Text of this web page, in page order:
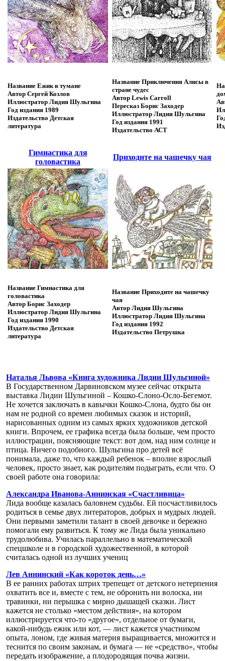
Название Ежик в тумане
Автор Сергей Козлов
Иллюстратор Лидия Шульгина
Год издания 1989
Издательство Детская
литература
Название Приключения Алисы в
стране чудес
Автор Lewis Carroll
Пересказ Борис Заходер
Иллюстратор Лидия Шульгина
Год издания 1991
Издательство АСТ
Гимнастика для
головастика
Приходите на чашечку чая
Название Гимнастика для
головастика
Автор Борис Заходер
Иллюстратор Лидия Шульгина
Год издания 1990
Издательство Детская
литература
Название Приходите на чашечку
чая
Автор Лидия Шульгина
Иллюстратор Лидия Шульгина
Год издания 1992
Издательство Петрушка
Наталья Львова «Книга художника Лидии Шульгиной»
В Государственном Дарвиновском музее сейчас открыта
выставка Лидии Шульгиной – Кошко-Слоно-Осло-Бегемот.
Не хочется заключать в кавычки Кошко-Слона, будто бы он
нам не родной со времен любимых сказок и историй,
нарисованных одним из самых ярких художников детской
книги. Впрочем, ее графика всегда была больше, чем просто
иллюстрации, поясняющие текст: вот дом, над ним солнце и
птица. Ничего подобного. Шульгина про детей всё
понимала, даже то, что каждый ребенок – вполне взрослый
человек, просто знает, как родителям подыграть, если что. О
своей работе она говорила:
Александра Иванова-Аннинская «Счастливица»
Лида вообще казалась баловнем судьбы. Ей посчастливилось
родиться в семье двух литераторов, добрых и мудрых людей.
Они первыми заметили талант в своей девочке и бережно
помогали ему развиться. К тому же Лида была уникально
трудолюбива. Училась параллельно в математической
спецшколе и в городской художественной, в которой
считалась одной из лучших учениц
Лев Аннинский «Как короток день…»
В ее ранних работах штрих трепещет от детского нетерпения
охватить все и, вместе с тем, не обронить ни волоска, ни
травинки, ни перышка с мирно дышащей сказки. Лист
кажется не столько «местом действия», на котором
иллюстрируется что-то «другое», отдельное от бумаги,
какой-нибудь ежик или кот, — лист кажется участником
опыта, лоном, где живая материя выращивается, множится и
теснится по своим законам, и бумага — не «средство», чтобы
передать изображение, а плодородящая почва жизни.